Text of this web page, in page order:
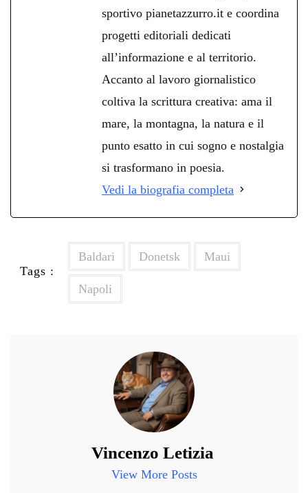
sportivo pianetazzurro.it e coordina
progetti editoriali dedicati
all’informazione e al territorio.
Accanto al lavoro giornalistico
coltiva la scrittura creativa: ama il
mare, la montagna, la natura e il
punto esatto in cui sogno e nostalgia
si trasformano in poesia.
Vedi la biografia completa
Tags :
Baldari Donetsk Maui
Napoli
Vincenzo Letizia
View More Posts